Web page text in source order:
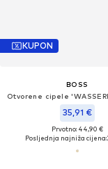
KUPON
BOSS
Otvorene cipele
35,91 €
Prvotno: 44,90 €
Posljednja najniža cijena: